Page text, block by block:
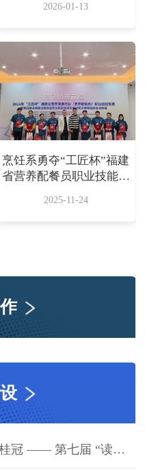
队”
2026-01-13
烹饪系勇夺“工匠杯”福建
省营养配餐员职业技能竞
2025-11-24
诗韵黎园春宴启 烹饪学子摘桂冠 —— 第七届 “读吧！黎明” 古诗文大赛圆满落幕